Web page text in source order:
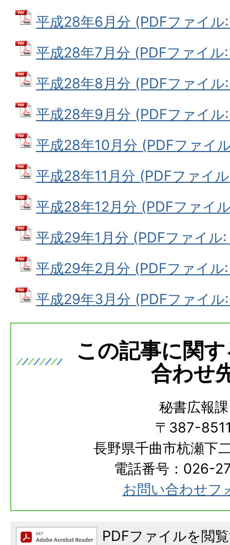
平成28年6月分 (PDFファイル
平成28年7月分 (PDFファイル
平成28年8月分 (PDFファイル
平成28年9月分 (PDFファイ
平成28年10月分 (PDFファイ
平成28年11月分 (PDFファイ
平成28年12月分 (PDFファイ
平成29年1月分 (PDFファイル
平成29年2月分 (PDFファイル
平成29年3月分 (PDFファイル
この記事に関
合わせ
秘書広報課
〒387-
長野県千曲市杭瀬下
電話番号：026-
お問い合わせフ
PDFファイルを閲